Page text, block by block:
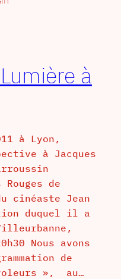
à
à Lyon,
à Jacques
de
cinéaste Jean
duquel il a
Nous avons
de
», au…